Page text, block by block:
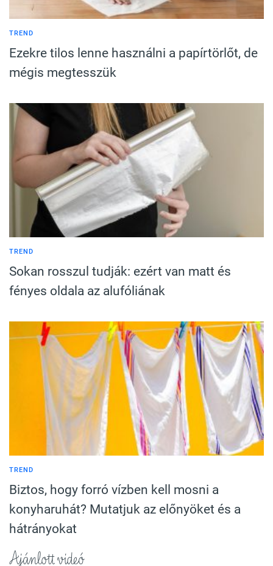
TREND
Ezekre tilos lenne használni a papírtörlőt, de
mégis megtesszük
TREND
Sokan rosszul tudják: ezért van matt és
fényes oldala az alufóliának
TREND
Biztos, hogy forró vízben kell mosni a
konyharuhát? Mutatjuk az előnyöket és a
hátrányokat
Ajánlott videó